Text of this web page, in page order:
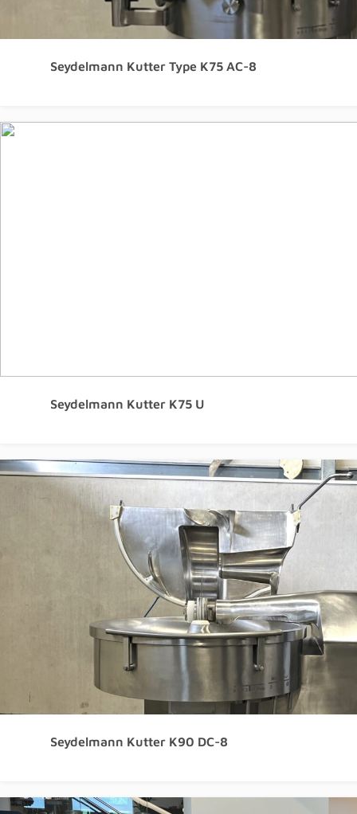
Seydelmann Kutter Type K75 AC-8
Seydelmann Kutter K75 U
Seydelmann Kutter K90 DC-8